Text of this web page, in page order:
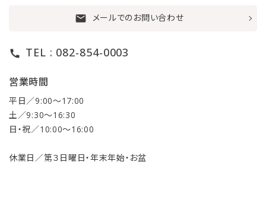
mail メールでのお問い合わせ
call TEL : 082-854-0003
営業時間
平日／9:00〜17:00
土／9:30〜16:30
日・祝／10:00〜16:00
休業日／第３日曜日・年末年始・お盆